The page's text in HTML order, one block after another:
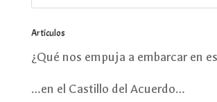
Artículos
¿Qué nos empuja a embarcar en
…en el Castillo del Acuerdo…